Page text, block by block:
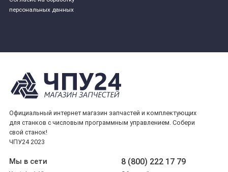
персональных данных
Официальный интернет магазин запчастей и комплектующих
для станков с числовым программным управлением. Собери
свой станок!
ЧПУ24 2023
8 (800) 222 17 79
Мы в сети